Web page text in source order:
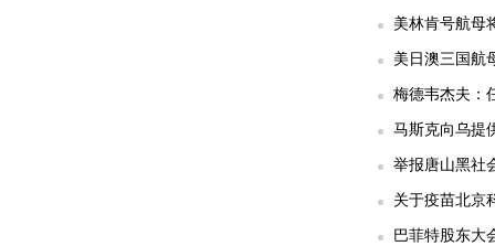
美林肯号航母
美日澳三国航
梅德韦杰夫：
马斯克向乌提
举报唐山黑社
关于疫苗北京
巴菲特股东大